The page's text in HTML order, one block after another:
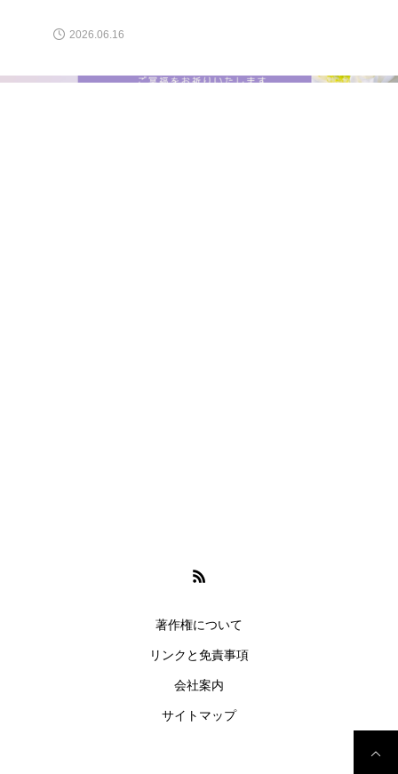
2026.06.16
著作権について
リンクと免責事項
会社案内
サイトマップ